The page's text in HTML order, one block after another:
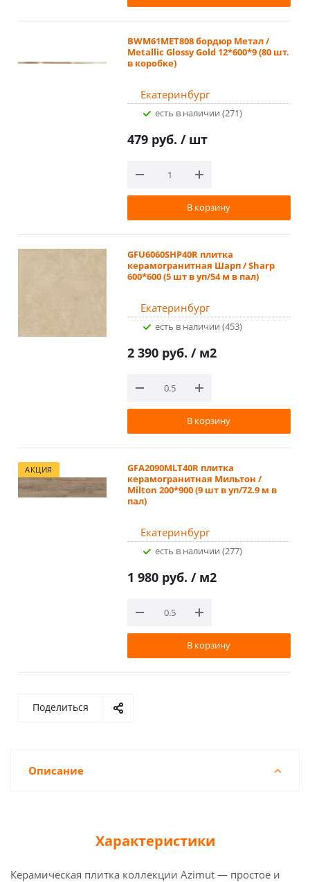
BWM61MET808 бордюр Метал /
Metallic Glossy Gold 12*600*9 (80 шт.
в коробке)
Екатеринбург
Есть в наличии (271)
479 руб. / шт
В корзину
GFU6060SHP40R плитка
керамогранитная Шарп / Sharp
600*600 (5 шт в уп/54 м в пал)
Екатеринбург
Есть в наличии (453)
2 390 руб. / м2
В корзину
АКЦИЯ
GFA2090MLT40R плитка
керамогранитная Мильтон /
Milton 200*900 (9 шт в уп/72.9 м в
пал)
Екатеринбург
Есть в наличии (277)
1 980 руб. / м2
В корзину
Поделиться
Описание
Характеристики
Керамическая плитка коллекции Azimut — простое и